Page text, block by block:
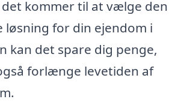
kommer til at vælge den
løsning for din ejendom i
kan det spare dig penge,
forlænge levetiden af